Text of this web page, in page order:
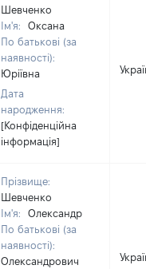
Шевченко
Ім'я:
Оксана
По батькові (за
наявності):
Юріївна
Дата
народження:
[Конфіденційна
інформація]
Прізвище:
Шевченко
Ім'я:
Олександр
По батькові (за
наявності):
Олександрович